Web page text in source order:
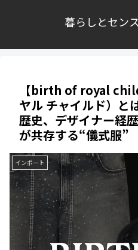
暮らしとセン
【birth of royal
ヤル チャイルド）と
歴史、デザイナー経
が共存する“儀式服”
インポート